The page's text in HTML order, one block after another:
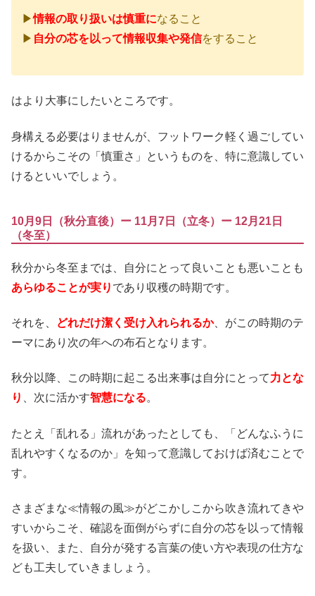
▶情報の取り扱いは慎重になること
▶ 自分の芯を以って情報収集や発信をすること
はより大事にしたいところです。
身構える必要はりませんが、フットワーク軽く過ごしてい
けるからこその「慎重さ」というものを、特に意識してい
けるといいでしょう。
10月9日（秋分直後）ー 11月7日（立冬）ー 12月21日
（冬至）
秋分から冬至までは、自分にとって良いことも悪いことも
あらゆることが実り であり収穫の時期です。
それを、 どれだけ潔く受け入れられるか、がこの時期のテ
ーマにあり次の年への布石となります。
秋分以降、この時期に起こる出来事は自分にとって力とな
り 、次に活かす智慧になる。
たとえ「乱れる」流れがあったとしても、「どんなふうに
乱れやすくなるのか」を知って意識しておけば済むことで
す。
さまざまな≪情報の風≫がどこかしこから吹き流れてきや
すいからこそ、確認を面倒がらずに自分の芯を以って情報
を扱い、また、自分が発する言葉の使い方や表現の仕方な
ども工夫していきましょう。